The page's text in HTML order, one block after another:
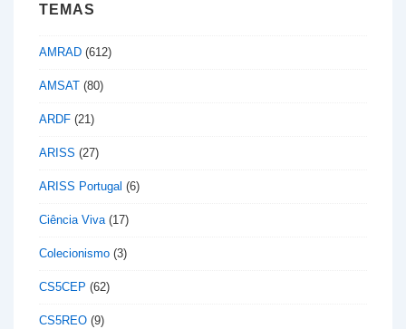
TEMAS
AMRAD (612)
AMSAT (80)
ARDF (21)
ARISS (27)
ARISS Portugal (6)
Ciência Viva(17)
Colecionismo (3)
CS5CEP (62)
CS5REO (9)